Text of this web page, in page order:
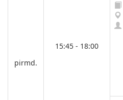
pirmd.
15:45 - 18:00